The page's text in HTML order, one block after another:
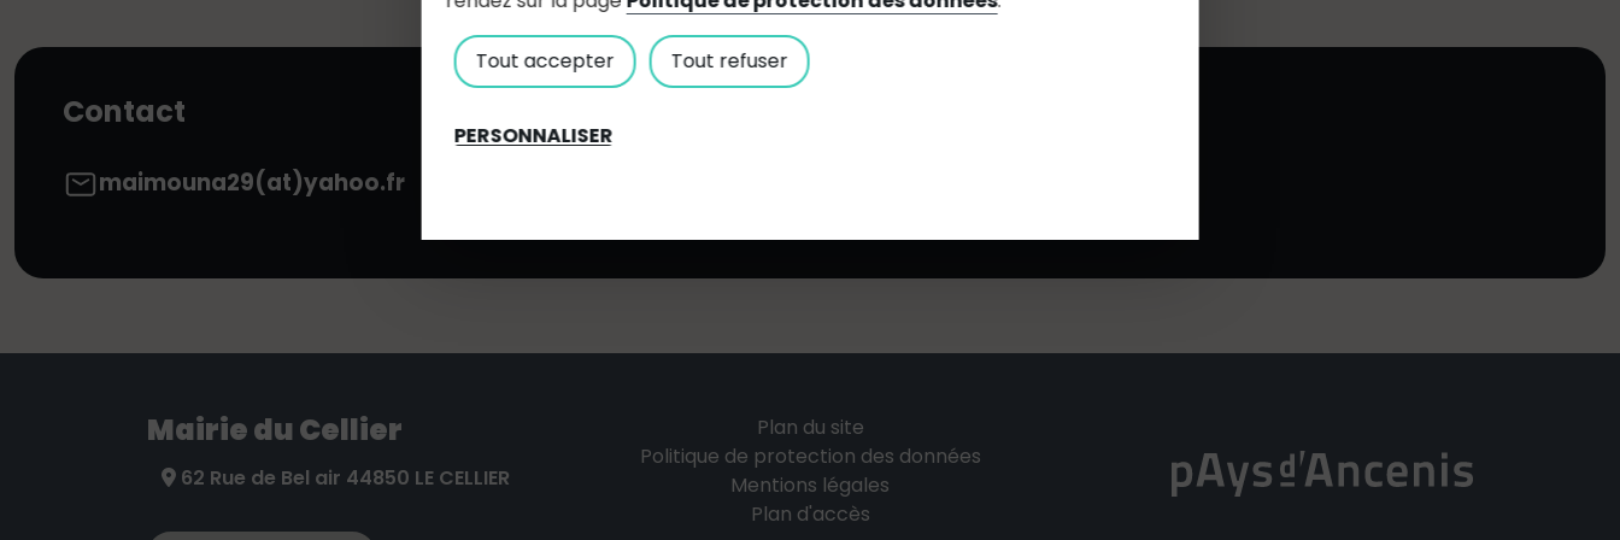
Tout accepter Tout refuser
PERSONNALISER
Contact
maimouna29(at)yahoo.fr
Mairie du Cellier
62 Rue de Bel air 44850 LE CELLIER
Plan du site
Politique de protection des données
Mentions légales
Plan d'accès